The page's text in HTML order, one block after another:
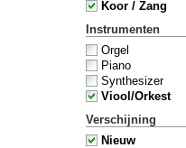
Koor / Zang
Instrumenten
Orgel
Piano
Synthesizer
Viool/Orkest
Verschijning
Nieuw